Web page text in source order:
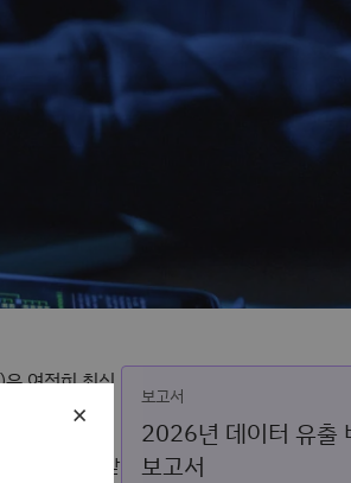
여전히 최신
존도와 수년
실행하는 데 갇
보고서
2026년 데이터 유출
보고서
×